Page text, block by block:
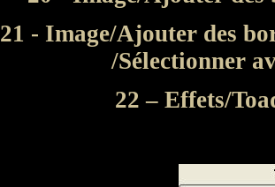
21 - Image/Ajouter des
/Sélectionner
22 – Effets/